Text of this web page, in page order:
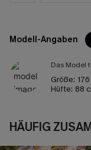
Modell-Angaben
Das Model
Größe:
Hüfte: 88
HÄUFIG